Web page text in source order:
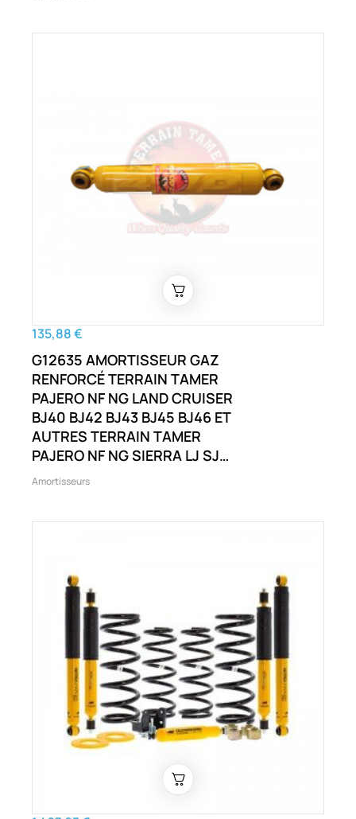
135,88 €
G12635 AMORTISSEUR GAZ
RENFORCÉ TERRAIN TAMER
PAJERO NF NG LAND CRUISER
BJ40 BJ42 BJ43 BJ45 BJ46 ET
AUTRES TERRAIN TAMER
PAJERO NF NG SIERRA LJ SJ
SJ410 SJ413 LAND CRUISER
Amortisseurs